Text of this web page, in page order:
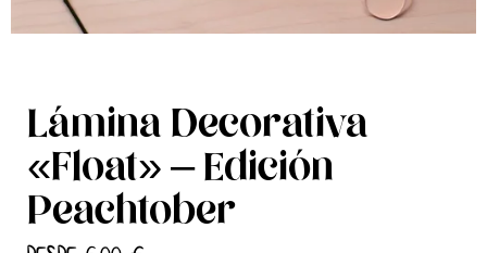
Lámina Decorativa
«Float» – Edición
Peachtober